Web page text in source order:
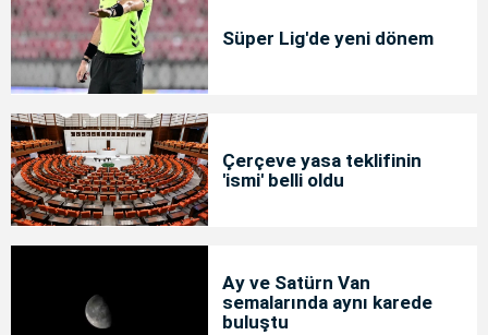
Süper Lig'de yeni dönem
Çerçeve yasa teklifinin
'ismi' belli oldu
Ay ve Satürn Van
semalarında aynı karede
buluştu